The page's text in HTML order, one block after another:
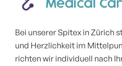
Bei unserer Spitex in Zürich
und Herzlichkeit im
richten wir individuell nach